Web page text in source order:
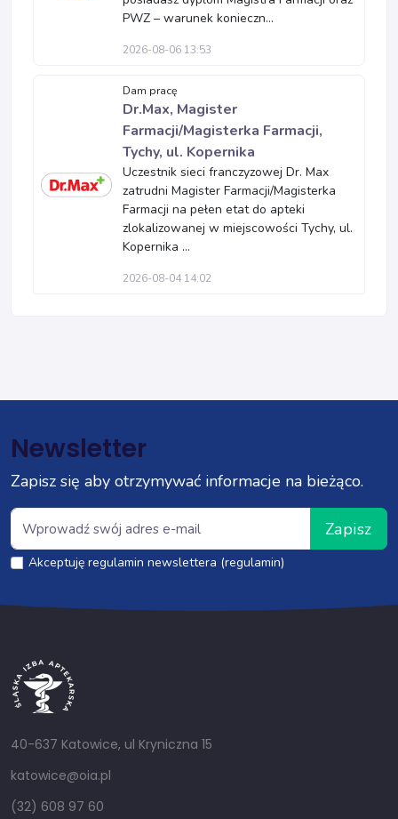
PWZ – warunek konieczn...
2026-08-06 13:53
Dam pracę
Dr.Max, Magister
Farmacji/Magisterka Farmacji,
Tychy, ul. Kopernika
Uczestnik sieci franczyzowej Dr. Max
zatrudni Magister Farmacji/Magisterka
Farmacji na pełen etat do apteki
zlokalizowanej w miejscowości Tychy, ul.
Kopernika ...
2026-08-04 14:02
Newsletter
Zapisz się aby otrzymywać informacje na bieżąco.
Zapisz
Akceptuję regulamin newslettera (regulamin)
40-637 Katowice, ul Kryniczna 15
katowice@oia.pl
(32) 608 97 60